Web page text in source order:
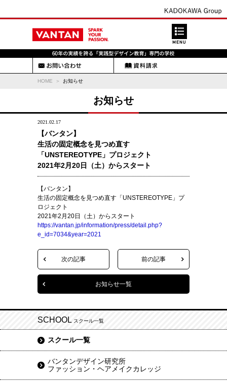
HOME お知らせ
お知らせ
2021.02.17
【バンタン】
生活の固定概念を見つめ直す
「UNSTEREOTYPE」プロジェクト
2021年2月20日（土）からスタート
【バンタン】
生活の固定概念を見つめ直す「UNSTEREOTYPE」プ
ロジェクト
2021年2月20日（土）からスタート
https://vantan.jp/information/press/detail.php?
e_id=7034&year=2021
次の記事 前の記事
お知らせ一覧
SCHOOL スクール一覧
スクール一覧
バンタンデザイン研究所
ファッション・ヘアメイクカレッジ